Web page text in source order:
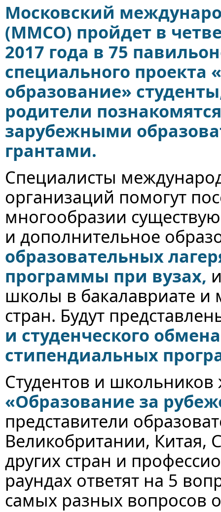
Московский
(ММСО) пройдет в
2017 года в 75
специального
образование»
родители
зарубежными
грантами.
Специалисты
организаций помогут
многообразии
и дополнительное
образовательных
программы при вузах,
школы в бакалавриате и
стран. Будут
и студенческого обмена
стипендиальных
Студентов и
«Образование за
представители
Великобритании,
других стран и
раундах ответят на 5
самых разных вопросов